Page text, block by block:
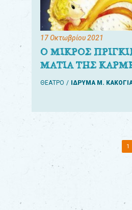
17 Οκτωβρίου 2021
Ο ΜΙΚΡΟΣ
ΜΑΤΙΑ ΤΗΣ
ΘΕΑΤΡΟ ΙΔΡΥΜΑ Μ.
1